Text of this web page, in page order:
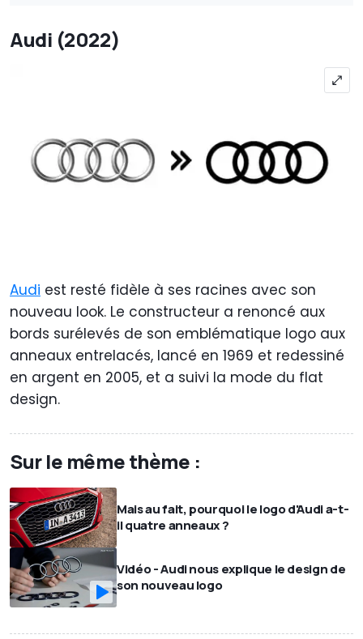
Audi (2022)
Audi est resté fidèle à ses racines avec son
nouveau look. Le constructeur a renoncé aux
bords surélevés de son emblématique logo aux
anneaux entrelacés, lancé en 1969 et redessiné
en argent en 2005, et a suivi la mode du flat
design.
Sur le même thème :
Mais au fait, pourquoi le logo d'Audi a-t-
il quatre anneaux ?
Vidéo - Audi nous explique le design de
son nouveau logo